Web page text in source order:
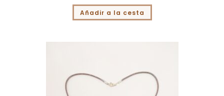
Añadir a la cesta